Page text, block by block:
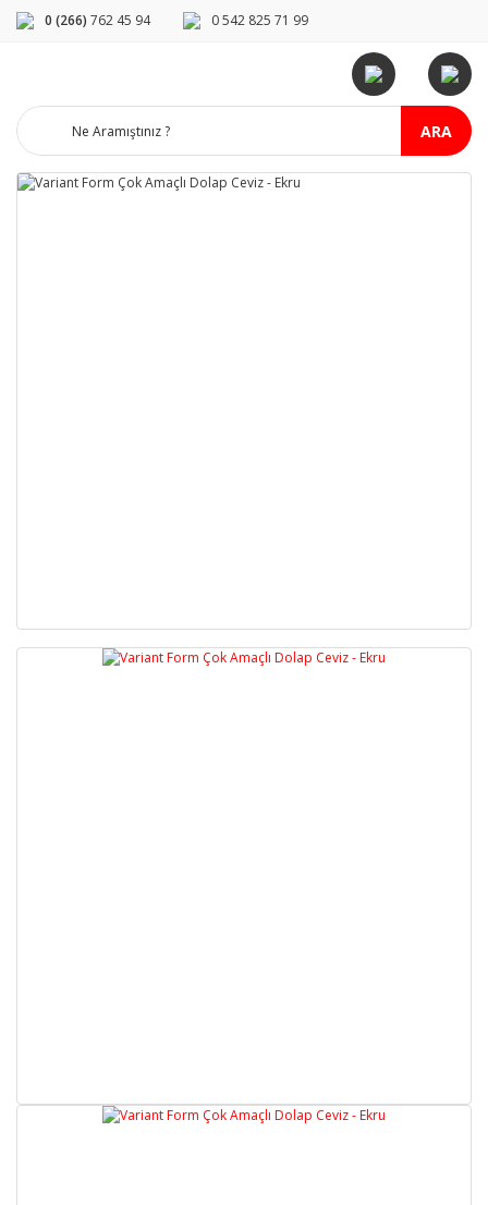
0 (266) 762 45 94 0 542 825 71 99
ARA